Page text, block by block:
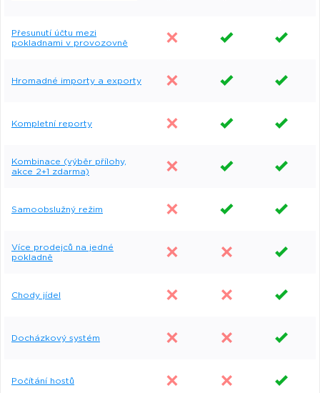
Přesunutí účtu mezi
pokladnami v provozovně
Hromadné importy a exporty
Kompletní reporty
Kombinace (výběr přílohy,
akce 2+1 zdarma)
Samoobslužný režim
Více prodejců na jedné
pokladně
Chody jídel
Docházkový systém
Počítání hostů